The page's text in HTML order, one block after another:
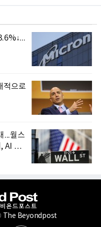
적으로
...월스
AI 기
The Beyondpost